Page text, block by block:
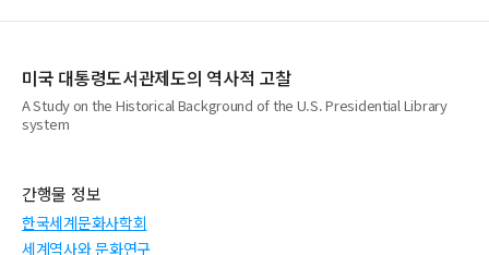
미국 대통령도서관제도의 역사적 고찰
A Study on the Historical Background of the U.S. Presidential Library
system
간행물 정보
한국세계문화사학회
세계역사와 문화연구